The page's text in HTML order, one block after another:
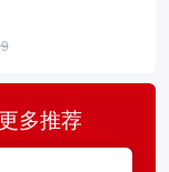
更多推荐